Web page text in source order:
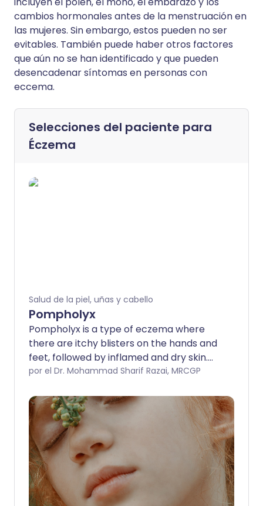
cambios hormonales antes de la menstruación en
las mujeres. Sin embargo, estos pueden no ser
evitables. También puede haber otros factores
que aún no se han identificado y que pueden
desencadenar síntomas en personas con
eccema.
Selecciones del paciente para
Éczema
Salud de la piel, uñas y cabello
Pompholyx
Pompholyx is a type of eczema where
there are itchy blisters on the hands and
feet, followed by inflamed and dry skin.
The condition is usually long-term, with
times. The first step in managing
pompholyx is to identify and avoid things
that make it worse. Treatment includes
creams and ointments to reduce
inflammation and irritation. If the
symptoms are severe and persistent, a
short course of steroid tablets might be
helpful.
por el Dr. Mohammad Sharif Razai, MRCGP